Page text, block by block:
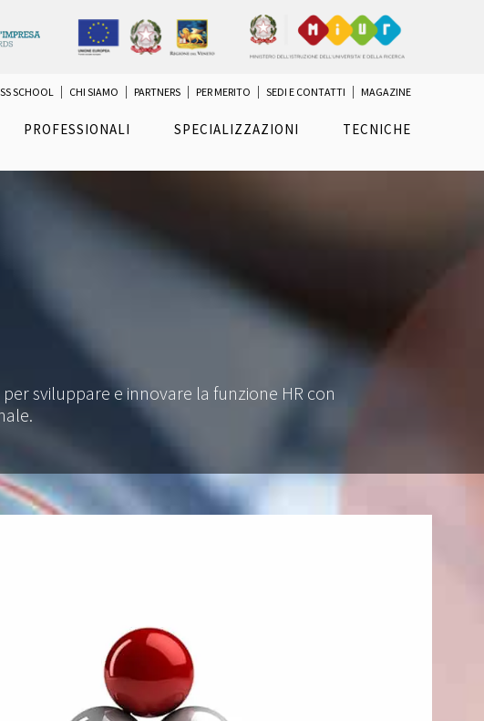
SCHOOL CHI SIAMO PARTNERS PER MERITO SEDI E CONTATTI MAGAZINE
PROFESSIONALI SPECIALIZZAZIONI TECNICHE
sviluppare e innovare la funzione HR con